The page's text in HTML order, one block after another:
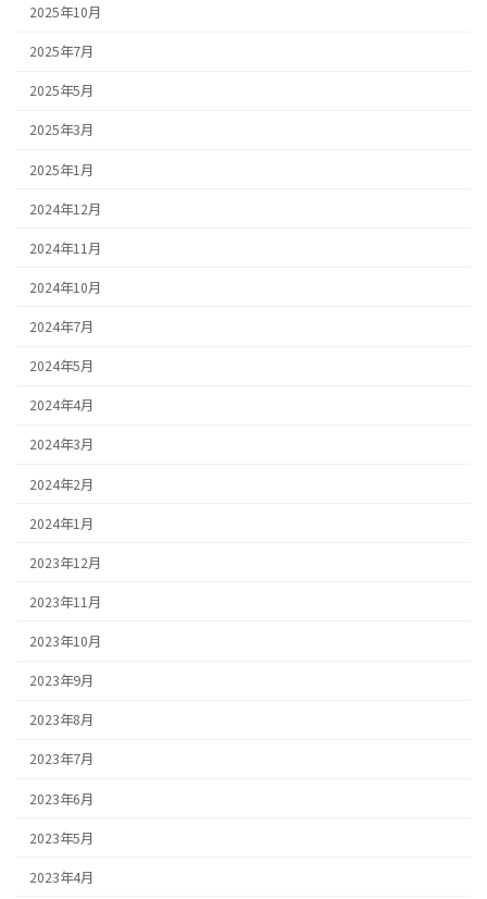
2025年10月
2025年7月
2025年5月
2025年3月
2025年1月
2024年12月
2024年11月
2024年10月
2024年7月
2024年5月
2024年4月
2024年3月
2024年2月
2024年1月
2023年12月
2023年11月
2023年10月
2023年9月
2023年8月
2023年7月
2023年6月
2023年5月
2023年4月